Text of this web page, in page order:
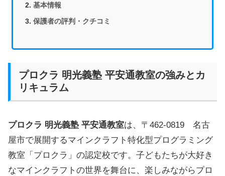
基本情報
保護者の評判・クチコミ
プロクラ 明光義塾 平安通教室の強みとカ
リキュラム
プロクラ 明光義塾 平安通教室は、〒462-0819 名古
屋市で展開するマインクラフト特化型プログラミング
教室「プロクラ」の認定校です。子どもたちが大好き
なマインクラフトの世界を舞台に、楽しみながらプロ